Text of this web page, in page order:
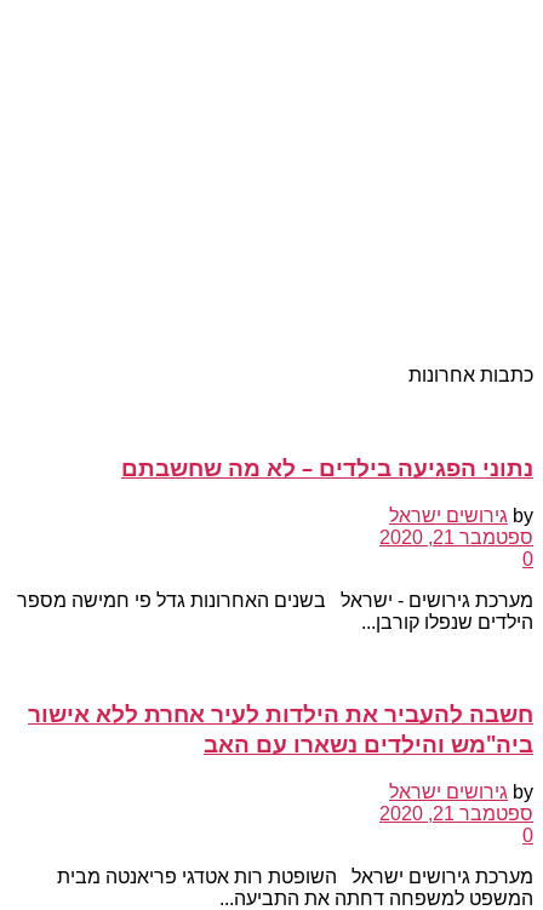
כתבות אחרונות
נתוני הפגיעה בילדים – לא מה שחשבתם
by גירושים ישראל
ספטמבר 21, 2020
0
מערכת גירושים - ישראל בשנים האחרונות גדל פי חמישה מספר
הילדים שנפלו קורבן...
חשבה להעביר את הילדות לעיר אחרת ללא אישור
ביה"מש והילדים נשארו עם האב
by גירושים ישראל
ספטמבר 21, 2020
0
מערכת גירושים ישראל השופטת רות אטדגי פריאנטה מבית
המשפט למשפחה דחתה את התביעה...